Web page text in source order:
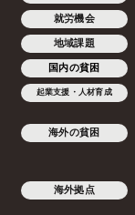
就労機会
地域課題
国内の貧困
起業支援・人材育成
海外の貧困
海外拠点